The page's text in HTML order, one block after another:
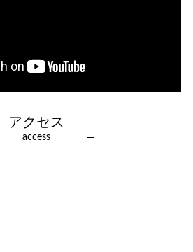
アクセス
access